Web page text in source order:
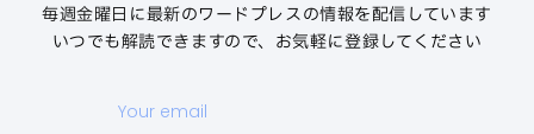
毎週金曜日に最新のワードプレスの情報を配信しています
いつでも解読できますので、お気軽に登録してください
email